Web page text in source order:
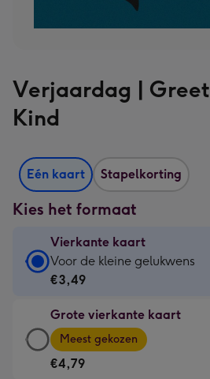
Verjaardag |
Kind
Eén kaart Stapelkorting
Kies het formaat
Vierkante kaart
Vierkante
kaart
€3,49
-
Voor
Voor de kleine gelukwens
€3,49
Grote vierkante kaart
Grote
vierkante
kaart
Meest gekozen
€4,79